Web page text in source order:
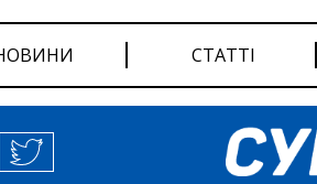
СТАТТІ